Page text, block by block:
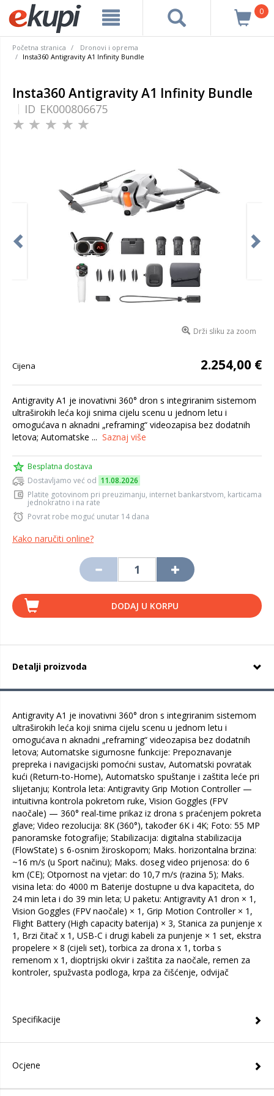
0
Početna stranica
Dronovi i oprema
Insta360 Antigravity A1 Infinity Bundle
Insta360 Antigravity A1 Infinity Bundle
ID EK000806675
Drži sliku za zoom
Cijena 2.254,00 €
Antigravity A1 je inovativni 360° dron s integriranim sistemom
ultraširokih leća koji snima cijelu scenu u jednom letu i
omogućava n aknadni „reframing“ videozapisa bez dodatnih
letova; Automatske ... Saznaj više
Besplatna dostava
Dostavljamo već od 11.08.2026
Platite gotovinom pri preuzimanju, internet bankarstvom, karticama
jednokratno i na rate
Povrat robe moguć unutar 14 dana
Kako naručiti online?
DODAJ U KORPU
Detalji proizvoda
Antigravity A1 je inovativni 360° dron s integriranim sistemom
ultraširokih leća koji snima cijelu scenu u jednom letu i
omogućava n aknadni „reframing“ videozapisa bez dodatnih
letova; Automatske sigurnosne funkcije: Prepoznavanje
prepreka i navigacijski pomoćni sustav, Automatski povratak
kući (Return-to-Home), Automatsko spuštanje i zaštita leće pri
slijetanju; Kontrola leta: Antigravity Grip Motion Controller —
intuitivna kontrola pokretom ruke, Vision Goggles (FPV
naočale) — 360° real-time prikaz iz drona s praćenjem pokreta
glave; Video rezolucija: 8K (360°), također 6K i 4K; Foto: 55 MP
panoramske fotografije; Stabilizacija: digitalna stabilizacija
(FlowState) s 6-osnim žiroskopom; Maks. horizontalna brzina:
~16 m/s (u Sport načinu); Maks. doseg video prijenosa: do 6
km (CE); Otpornost na vjetar: do 10,7 m/s (razina 5); Maks.
visina leta: do 4000 m Baterije dostupne u dva kapaciteta, do
24 min leta i do 39 min leta; U paketu: Antigravity A1 dron × 1,
Vision Goggles (FPV naočale) × 1, Grip Motion Controller × 1,
Flight Battery (High capacity baterija) × 3, Stanica za punjenje x
1, Brzi čitač x 1, USB-C i drugi kabeli za punjenje × 1 set, ekstra
propelere × 8 (cijeli set), torbica za drona x 1, torba s
remenom x 1, dioptrijski okvir i zaštita za naočale, remen za
kontroler, spužvasta podloga, krpa za čišćenje, odvijač
Specifikacije
Ocjene